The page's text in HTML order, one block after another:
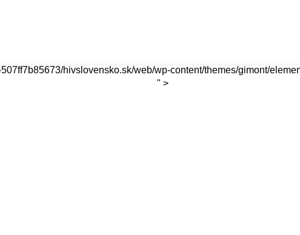
hivslovensko.sk/web/wp-content/themes/gimont/
" >